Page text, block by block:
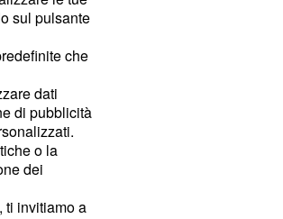
sul pulsante
che
dati
di pubblicità
o la
dei
ti invitiamo a